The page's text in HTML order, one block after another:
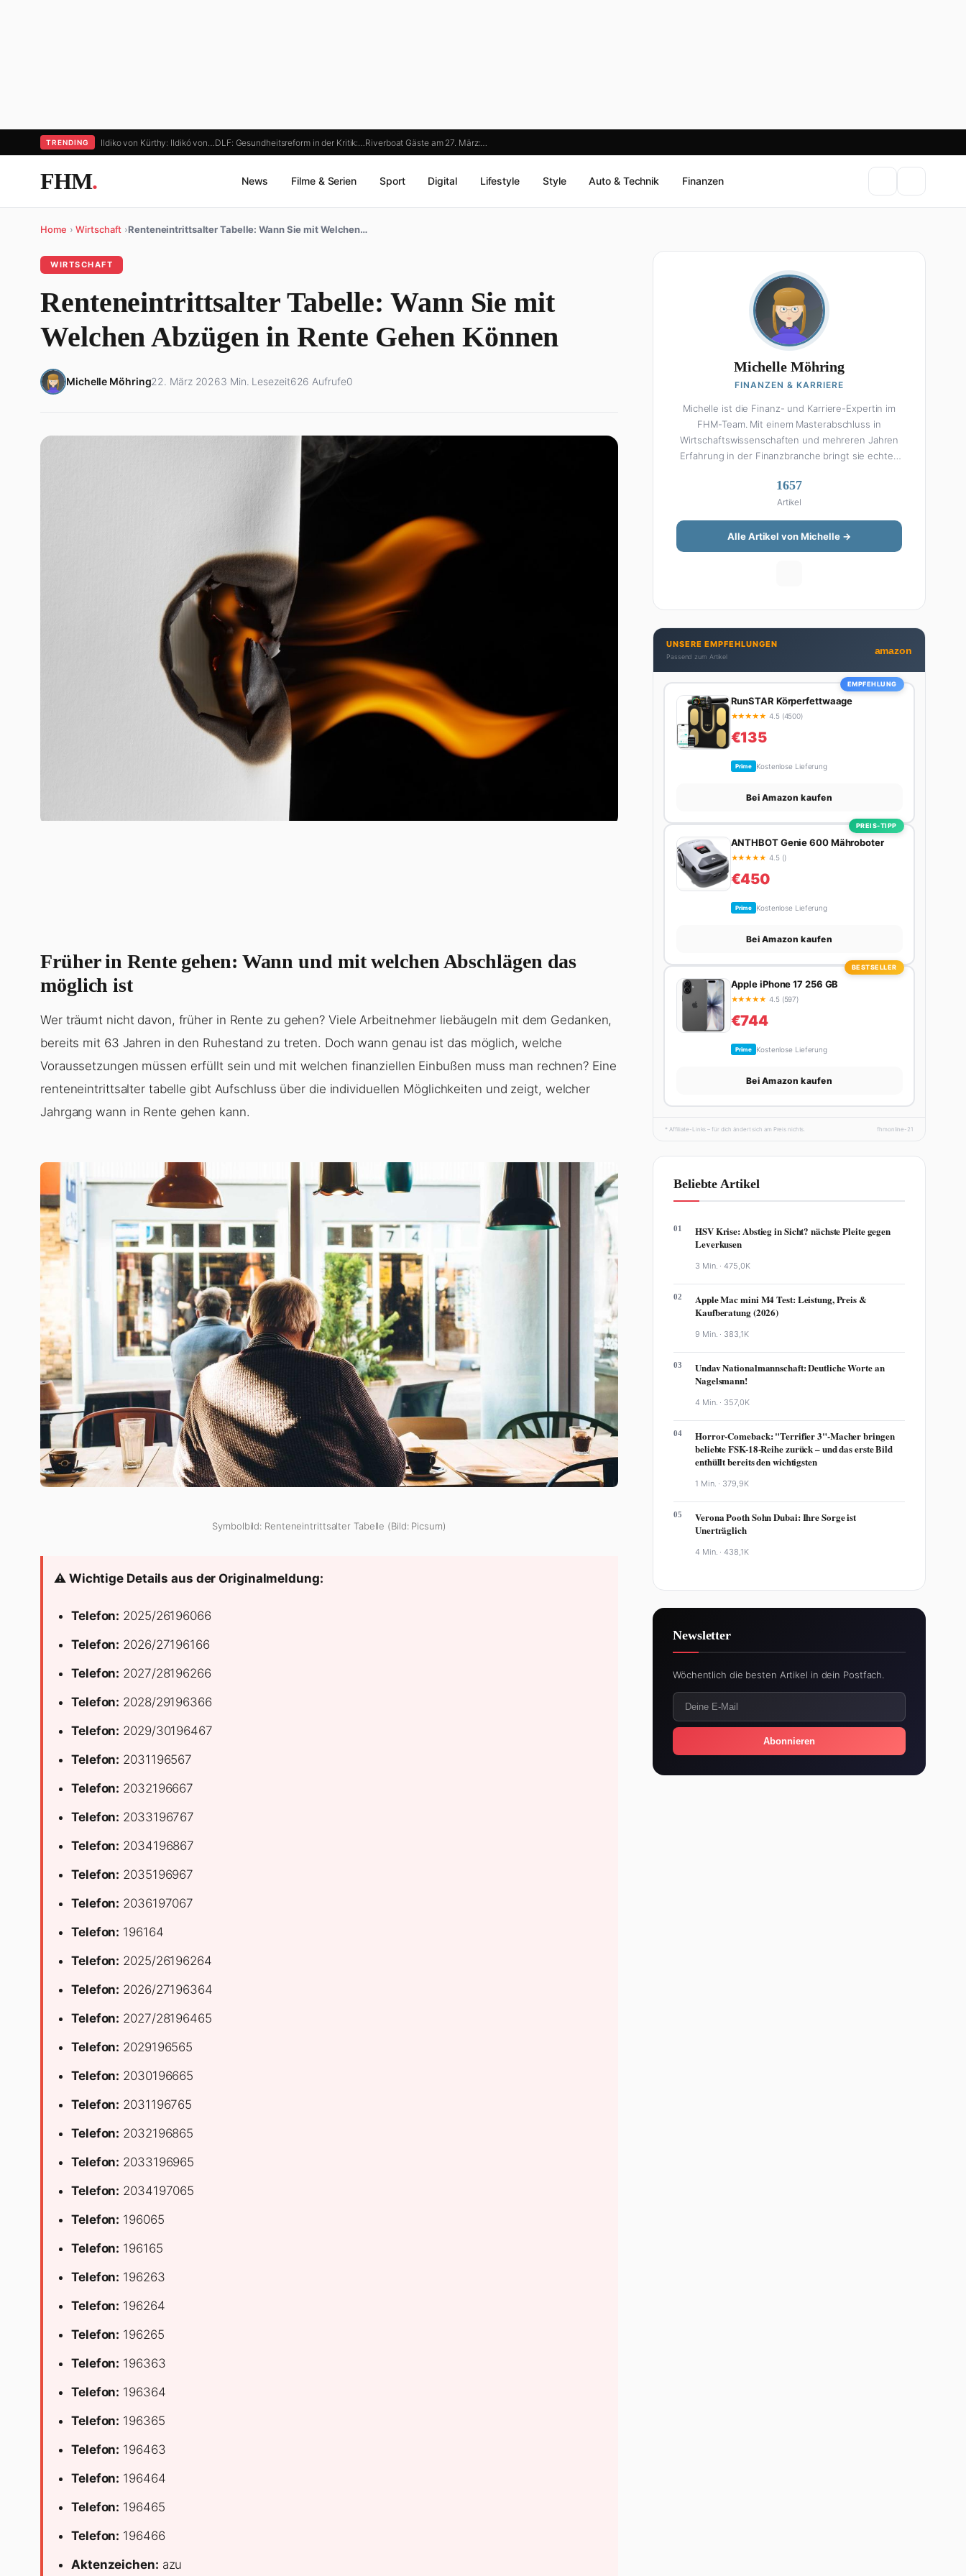
TRENDING Ildiko von Kürthy: Ildikó von… DLF: Gesundheitsreform in der Kritik:… Riverboat Gäste am 27. März:…
FHM. News Filme & Serien Sport Digital Lifestyle Style Auto & Technik Finanzen
Home › Wirtschaft ›Renteneintrittsalter Tabelle: Wann Sie mit Welchen…
WIRTSCHAFT
Renteneintrittsalter Tabelle: Wann Sie mit
Welchen Abzügen in Rente Gehen Können
Michelle Möhring22. März 20263 Min. Lesezeit626 Aufrufe0
Früher in Rente gehen: Wann und mit welchen Abschlägen das
möglich ist
Wer träumt nicht davon, früher in Rente zu gehen? Viele Arbeitnehmer liebäugeln mit dem Gedanken,
bereits mit 63 Jahren in den Ruhestand zu treten. Doch wann genau ist das möglich, welche
Voraussetzungen müssen erfüllt sein und mit welchen finanziellen Einbußen muss man rechnen? Eine
renteneintrittsalter tabelle gibt Aufschluss über die individuellen Möglichkeiten und zeigt, welcher
Jahrgang wann in Rente gehen kann.
Symbolbild: Renteneintrittsalter Tabelle (Bild: Picsum)
⚠️ Wichtige Details aus der Originalmeldung:
Telefon: 2025/26196066
Telefon: 2026/27196166
Telefon: 2027/28196266
Telefon: 2028/29196366
Telefon: 2029/30196467
Telefon: 2031196567
Telefon: 2032196667
Telefon: 2033196767
Telefon: 2034196867
Telefon: 2035196967
Telefon: 2036197067
Telefon: 196164
Telefon: 2025/26196264
Telefon: 2026/27196364
Telefon: 2027/28196465
Telefon: 2029196565
Telefon: 2030196665
Telefon: 2031196765
Telefon: 2032196865
Telefon: 2033196965
Telefon: 2034197065
Telefon: 196065
Telefon: 196165
Telefon: 196263
Telefon: 196264
Telefon: 196265
Telefon: 196363
Telefon: 196364
Telefon: 196365
Telefon: 196463
Telefon: 196464
Telefon: 196465
Telefon: 196466
Aktenzeichen: azu
Michelle Möhring
FINANZEN & KARRIERE
Michelle ist die Finanz- und Karriere-Expertin im
FHM-Team. Mit einem Masterabschluss in
Wirtschaftswissenschaften und mehreren Jahren
Erfahrung in der Finanzbranche bringt sie echtes
Bei Michelle klingt Altersvorsorge nicht wie eine
Steuererklärung. Ihre Stärke liegt darin, komplexe
Finanzthemen so aufzubereiten, dass sie jeder
versteht – ohne Fachchinesisch, dafür mit
konkreten Tipps zum Umsetzen. Von ETF-
man Job und Privatleben unter einen Hut
bekommt. Privat ist sie bekennende Kaffee-
Süchtige (3+ Tassen am Tag, Minimum), Podcast-
Hörerin und verbringt ihre Wochenenden am
liebsten in der Natur oder auf dem nächsten
Flohmarkt.
1657
Artikel
Alle Artikel von Michelle →
UNSERE EMPFEHLUNGEN
Passend zum Artikel
amazon
EMPFEHLUNG
RunSTAR Körperfettwaage
★★★★★ 4.5 (4500)
€135
Prime Kostenlose Lieferung
Bei Amazon kaufen
PREIS-TIPP
ANTHBOT Genie 600 Mähroboter
★★★★★ 4.5 ()
€450
Prime Kostenlose Lieferung
Bei Amazon kaufen
BESTSELLER
Apple iPhone 17 256 GB
★★★★★ 4.5 (597)
€744
Prime Kostenlose Lieferung
Bei Amazon kaufen
* Affiliate-Links – für dich ändert sich am Preis nichts. fhmonline-21
Beliebte Artikel
01
HSV Krise: Abstieg in Sicht? nächste Pleite gegen
Leverkusen
3 Min. ·475,0K
02
Apple Mac mini M4 Test: Leistung, Preis &
Kaufberatung (2026)
9 Min. · 383,1K
03
Undav Nationalmannschaft: Deutliche Worte an
Nagelsmann!
4 Min. · 357,0K
04
Horror-Comeback: "Terrifier 3"-Macher bringen
beliebte FSK-18-Reihe zurück – und das erste Bild
enthüllt bereits den wichtigsten
1 Min. · 379,9K
05
Verona Pooth Sohn Dubai: Ihre Sorge ist
Unerträglich
4 Min. ·438,1K
Newsletter
Wöchentlich die besten Artikel in dein Postfach.
Abonnieren